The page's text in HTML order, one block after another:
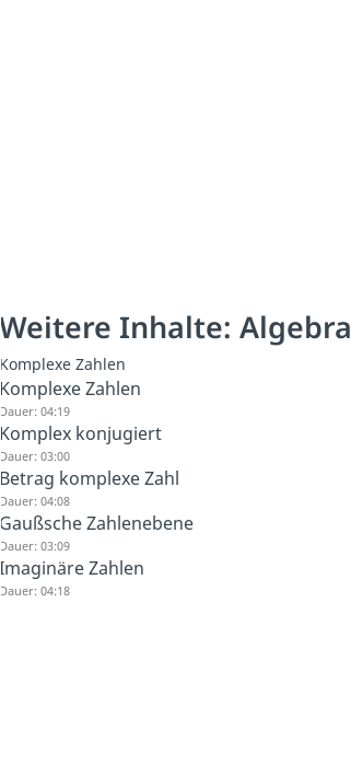
Weitere Inhalte: Algebra
Komplexe Zahlen
Komplexe Zahlen
Dauer: 04:19
Komplex konjugiert
Dauer: 03:00
Betrag komplexe Zahl
Dauer: 04:08
Gaußsche Zahlenebene
Dauer: 03:09
Imaginäre Zahlen
Dauer: 04:18